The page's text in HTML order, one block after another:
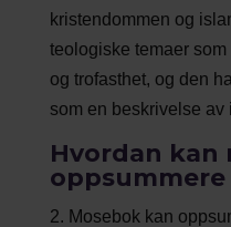
kristendommen og
teologiske temaer
og trofasthet, og den
som en beskrivelse
Hvordan kan
oppsummere
2. Mosebok kan